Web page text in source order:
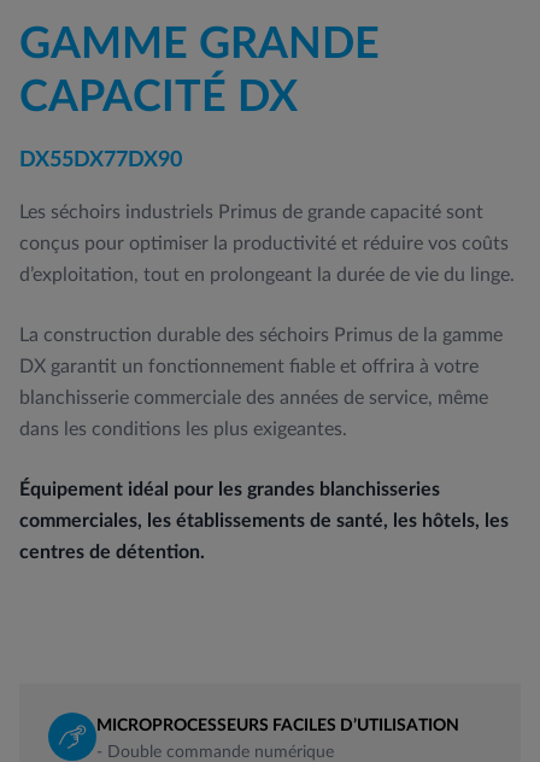
GAMME GRANDE
CAPACITÉ DX
DX55 DX77 DX90
Les séchoirs industriels Primus de grande capacité sont
conçus pour optimiser la productivité et réduire vos coûts
d’exploitation, tout en prolongeant la durée de vie du linge.
La construction durable des séchoirs Primus de la gamme
DX garantit un fonctionnement fiable et offrira à votre
blanchisserie commerciale des années de service, même
dans les conditions les plus exigeantes.
Équipement idéal pour les grandes blanchisseries
commerciales, les établissements de santé, les hôtels, les
centres de détention.
MICROPROCESSEURS FACILES D’UTILISATION
- Double commande numérique